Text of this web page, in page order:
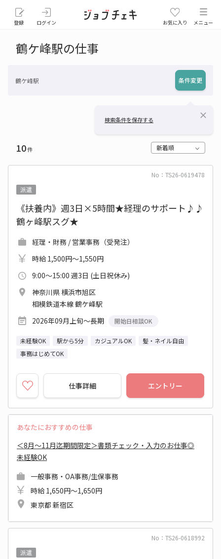
登録 ログイン お気に入り メニュー
鶴ケ峰駅の仕事
鶴ケ峰駅 条件変更
検索条件を保存する close
10件 新着順
No：TS26-0619478
派遣
《扶養内》週3日×5時間★経理のサポート♪♪
鶴ヶ峰駅スグ★
経理・財務 / 営業事務（受発注）
時給 1,500円～1,550円
9:00～15:00 週3日 (土日祝休み)
神奈川県 横浜市旭区
相模鉄道本線 鶴ケ峰駅
2026年09月上旬～長期
開始日相談OK
未経験OK 駅から5分 カジュアルOK
髪・ネイル自由
事務はじめてOK
仕事詳細 エントリー
あなたにおすすめの仕事
＜8月～11月迄期間限定＞書類チェック・入力のお仕事◎
未経験OK
一般事務・OA事務/生保事務
時給 1,650円～1,650円
東京都 新宿区
No：TS26-0618992
派遣